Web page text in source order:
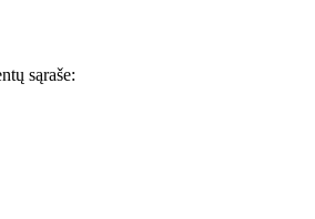
sąraše: